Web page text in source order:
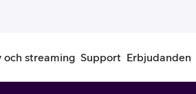
och streaming Support Erbjudanden